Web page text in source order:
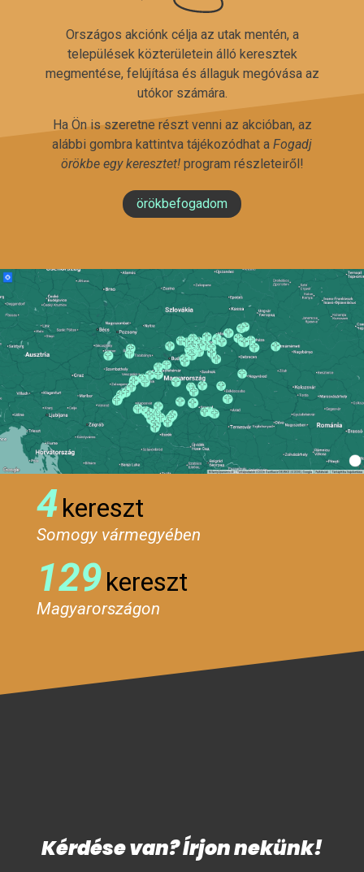
Országos akciónk célja az utak mentén, a
települések közterületein álló keresztek
megmentése, felújítása és állaguk megóvása az
utókor számára.
Ha Ön is szeretne részt venni az akcióban, az
alábbi gombra kattintva tájékozódhat a Fogadj
örökbe egy keresztet!program részleteiről!
örökbefogadom
4kereszt
Somogy vármegyében
129kereszt
Magyarországon
Kérdése van? Írjon nekünk!